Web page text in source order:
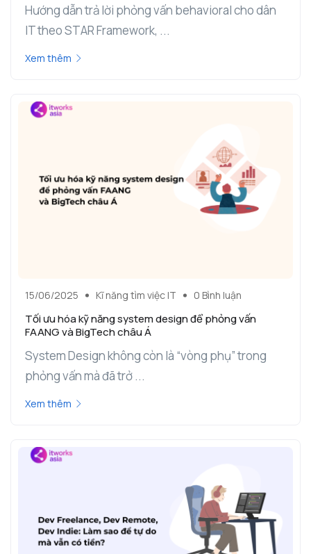
Hướng dẫn trả lời phỏng vấn behavioral cho dân
IT theo STAR Framework, ...
Xem thêm
15/06/2025 Kĩ năng tìm việc IT 0 Bình luận
Tối ưu hóa kỹ năng system design để phỏng vấn
FAANG và BigTech châu Á
System Design không còn là “vòng phụ” trong
phỏng vấn mà đã trở ...
Xem thêm